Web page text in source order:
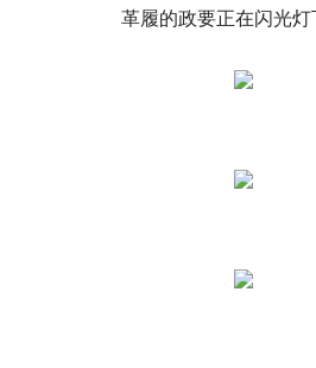
革履的政要正在闪光